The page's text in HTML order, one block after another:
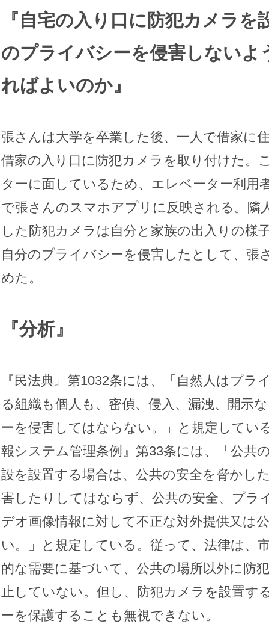
『自宅の入り口に防犯カメラを
のプライバシーを侵害しないよ
ればよいのか』
張さんは大学を卒業した後、一人で借家に
借家の入り口に防犯カメラを取り付けた。
ターに面しているため、エレベーター利用
で張さんのスマホアプリに反映される。隣
した防犯カメラは自分と家族の出入りの様
自分のプライバシーを侵害したとして、張
めた。
『分析』
『民法典』第1032条には、「自然人はプ
る組織も個人も、密偵、侵入、漏洩、開示
ーを侵害してはならない。」と規定してい
報システム管理条例』第33条には、「公共
設を設置する場合は、公共の安全を脅かし
害したりしてはならず、公共の安全、プラ
デオ画像情報に対して不正な対外提供又は
い。」と規定している。従って、法律は、
的な需要に基づいて、公共の場所以外に防
止していない。但し、防犯カメラを設置す
ーを保護することも無視できない。